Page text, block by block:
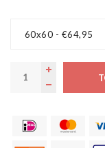
60x60 - €64,95